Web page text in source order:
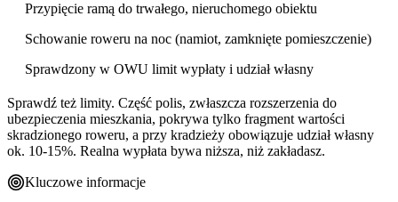
Przypięcie ramą do trwałego, nieruchomego obiektu
Schowanie roweru na noc (namiot, zamknięte pomieszczenie)
Sprawdzony w OWU limit wypłaty i udział własny
Sprawdź też limity. Część polis, zwłaszcza rozszerzenia do
ubezpieczenia mieszkania, pokrywa tylko fragment wartości
skradzionego roweru, a przy kradzieży obowiązuje udział własny
ok. 10-15%. Realna wypłata bywa niższa, niż zakładasz.
Kluczowe informacje